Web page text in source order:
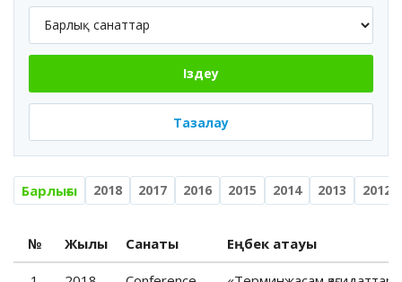
Іздеу
Тазалау
Барлығы 2018 2017 2016 2015 2014 2013 2012
№ Жылы Санаты Еңбек атауы